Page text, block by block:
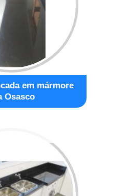
em mármore
Osasco